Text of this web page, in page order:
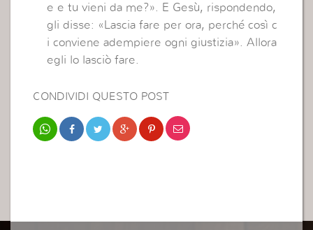
e e tu vieni da me?». E Gesù, rispondendo,
gli disse: «Lasciafare per ora, perché così c
i conviene adempiere ogni giustizia». Allora
egli lo lasciò fare.
CONDIVIDI QUESTO POST